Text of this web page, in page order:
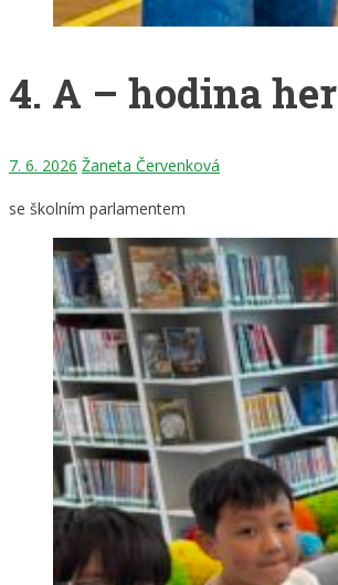
4. A – hodina her
7. 6. 2026 Žaneta Červenková
se školním parlamentem